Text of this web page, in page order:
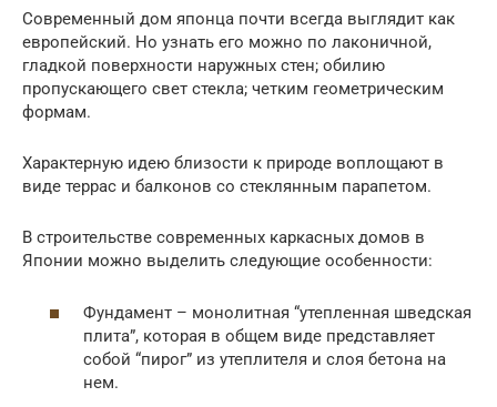
Современный дом японца почти всегда выглядит как
европейский. Но узнать его можно по лаконичной,
гладкой поверхности наружных стен; обилию
пропускающего свет стекла; четким геометрическим
формам.
Характерную идею близости к природе воплощают в
виде террас и балконов со стеклянным парапетом.
В строительстве современных каркасных домов в
Японии можно выделить следующие особенности:
Фундамент – монолитная “утепленная шведская
плита”, которая в общем виде представляет
собой “пирог” из утеплителя и слоя бетона на
нем.